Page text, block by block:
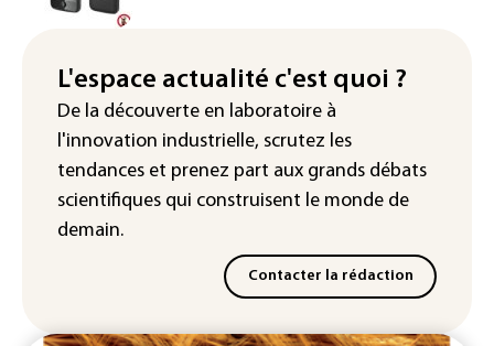
ferroviaire hors norme pour revitaliser
Meta se lance sur le marché des logiciels
écrits par l'IA, dominé par Anthropic et
OpenAI
L'espace actualité c'est quoi ?
De la découverte en laboratoire à
l'innovation industrielle, scrutez les
tendances et prenez part aux grands débats
scientifiques qui construisent le monde de
demain.
Contacter la rédaction